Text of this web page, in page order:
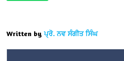
Written by ਪ੍ਰੋ. ਨਵ ਸੰਗੀਤ ਸਿੰਘ